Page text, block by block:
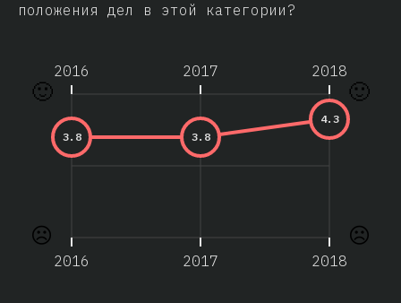
положения дел в этой категории?
2016 2017 2018
☹️
🙂
2016 2017 2018
☹️
🙂
3.8 3.8
4.3